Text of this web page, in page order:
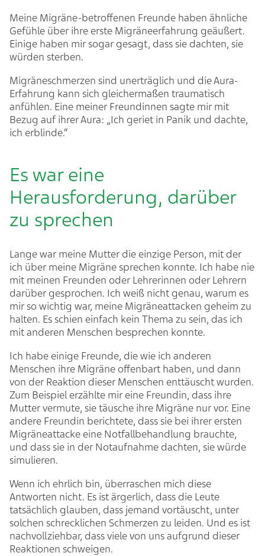
Meine Migräne-betroffenen Freunde haben ähnliche
Gefühle über ihre erste Migräneerfahrung geäußert.
Einige haben mir sogar gesagt, dass sie dachten, sie
würden sterben.
Migräneschmerzen sind unerträglich und die Aura-
Erfahrung kann sich gleichermaßen traumatisch
anfühlen. Eine meiner Freundinnen sagte mir mit
Bezug auf ihrer Aura: „Ich geriet in Panik und dachte,
ich erblinde.“
Es war eine
Herausforderung, darüber
zu sprechen
Lange war meine Mutter die einzige Person, mit der
ich über meine Migräne sprechen konnte. Ich habe nie
mit meinen Freunden oder Lehrerinnen oder Lehrern
darüber gesprochen. Ich weiß nicht genau, warum es
mir so wichtig war, meine Migräneattacken geheim zu
halten. Es schien einfach kein Thema zu sein, das ich
mit anderen Menschen besprechen konnte.
Ich habe einige Freunde, die wie ich anderen
Menschen ihre Migräne offenbart haben, und dann
von der Reaktion dieser Menschen enttäuscht wurden.
Zum Beispiel erzählte mir eine Freundin, dass ihre
Mutter vermute, sie täusche ihre Migräne nur vor. Eine
andere Freundin berichtete, dass sie bei ihrer ersten
Migräneattacke eine Notfallbehandlung brauchte,
und dass sie in der Notaufnahme dachten, sie würde
simulieren.
Wenn ich ehrlich bin, überraschen mich diese
Antworten nicht. Es ist ärgerlich, dass die Leute
tatsächlich glauben, dass jemand vortäuscht, unter
solchen schrecklichen Schmerzen zu leiden. Und es ist
nachvollziehbar, dass viele von uns aufgrund dieser
Reaktionen schweigen.